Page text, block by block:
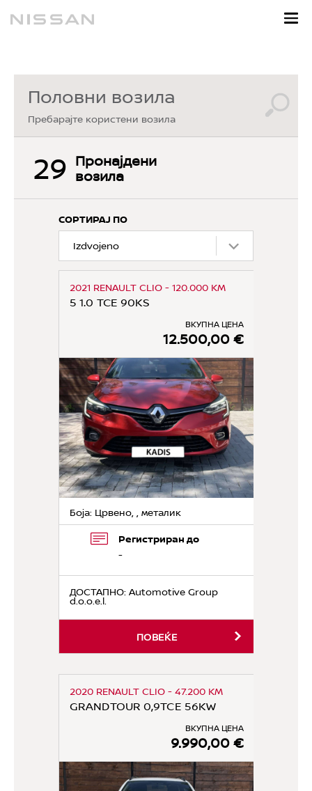
Половни возила
Пребарајте користени возила
29 Пронајдени
возила
СОРТИРАЈ ПО
2021 RENAULT CLIO - 120.000 KM
5 1.0 TCE 90KS
ВКУПНА ЦЕНА
12.500,00 €
Боја: Црвено, , металик
Регистриран до
-
ДОСТАПНО: Automotive Group
d.o.o.e.l.
ПОВЕЌЕ
2020 RENAULT CLIO - 47.200 KM
GRANDTOUR 0,9TCE 56KW
ВКУПНА ЦЕНА
9.990,00 €